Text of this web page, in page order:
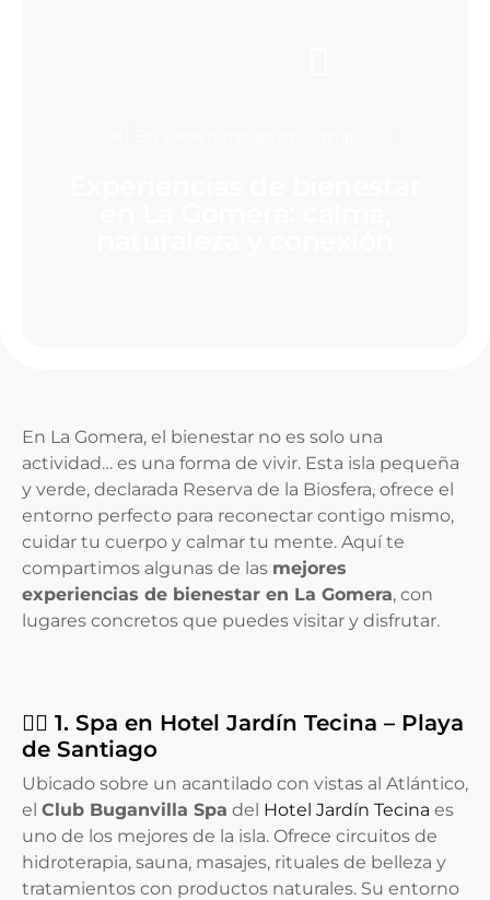
En La Gomera, el bienestar no es solo una
actividad… es una forma de vivir. Esta isla pequeña
y verde, declarada Reserva de la Biosfera, ofrece el
entorno perfecto para reconectar contigo mismo,
cuidar tu cuerpo y calmar tu mente. Aquí te
compartimos algunas de las mejores
experiencias de bienestar en La Gomera, con
lugares concretos que puedes visitar y disfrutar.
💆‍♀️ 1. Spa en Hotel Jardín Tecina – Playa
de Santiago
Ubicado sobre un acantilado con vistas al Atlántico,
el Club Buganvilla Spa del Hotel Jardín Tecina es
uno de los mejores de la isla. Ofrece circuitos de
hidroterapia, sauna, masajes, rituales de belleza y
tratamientos con productos naturales. Su entorno